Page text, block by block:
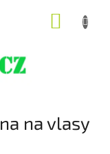
na vlasy